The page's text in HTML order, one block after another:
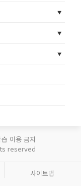
이용 금지
reserved
사이트맵